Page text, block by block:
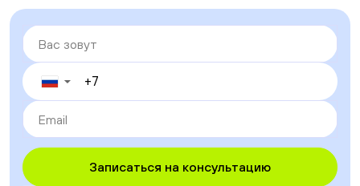
▼
Записаться на консультацию